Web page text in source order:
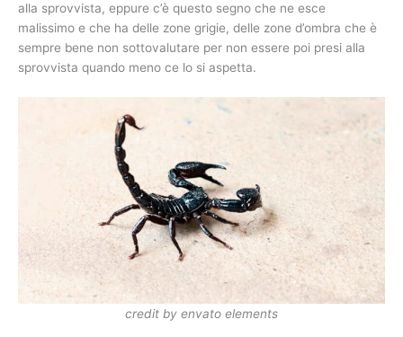
alla sprovvista, eppure c’è questo segno che ne esce
malissimo e che ha delle zone grigie, delle zone d’ombra che è
sempre bene non sottovalutare per non essere poi presi alla
sprovvista quando meno ce lo si aspetta.
credit by envato elements